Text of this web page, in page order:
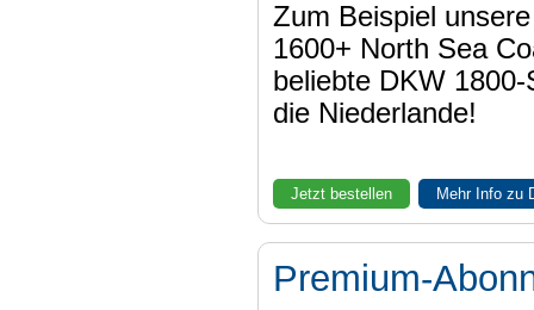
Zum Beispiel
1600+ North Sea
beliebte DKW
die Niederlande!
Jetzt bestellen Mehr Info zu
Premium-